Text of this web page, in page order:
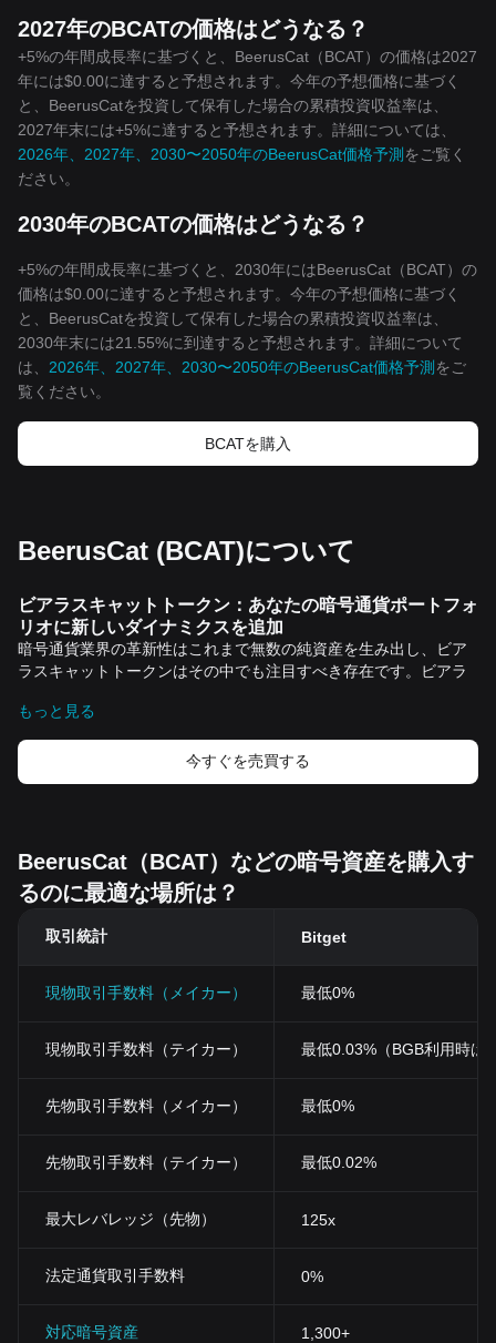
2027年のBCATの価格はどうなる？
+5%の年間成長率に基づくと、BeerusCat（BCAT）の価格は2027
年には$0.00に達すると予想されます。今年の予想価格に基づく
と、BeerusCatを投資して保有した場合の累積投資収益率は、
2027年末には+5%に達すると予想されます。詳細については、
2026年、2027年、2030〜2050年のBeerusCat価格予測 をご覧く
ださい。
2030年のBCATの価格はどうなる？
+5%の年間成長率に基づくと、2030年にはBeerusCat（BCAT）の
価格は$0.00に達すると予想されます。今年の予想価格に基づく
と、BeerusCatを投資して保有した場合の累積投資収益率は、
2030年末には21.55%に到達すると予想されます。詳細について
は、 2026年、2027年、2030〜2050年のBeerusCat価格予測 をご
覧ください。
BCATを‌購入
BeerusCat (BCAT)について
ビアラスキャットトークン：あなたの暗号通貨ポートフォ
リオに新しいダイナミクスを追加
暗号通貨業界の革新性はこれまで無数の純資産を生み出し、ビア
ラスキャットトークンはその中でも注目すべき存在です。ビアラ
者たちの興味を惹きつけています。
ビアラスキャットとは
ビアラスキャットトークンは、ブロックチェーンテクノロジーと
独自のトークノミクスを組み合わせた暗号通貨です。その目的
ビアラスキャットトークンの主な特徴
ビアラスキャットトークンは、その背後のテクノロジーとコミュ
ニティ推進の両方から価値を得ています。以下は主な特徴：
を排除するために透明性を重視します。全ての取引と変動はブロ
：トークンは安全性を優先して設計されており、暗
号化と分散化により、ユーザーのデータと持ち物を確保します。
含まれる事が重要で、その巧妙な設計により、コミュニティ活動
ビアラスキャットトークンは、暗号通貨の世界に新鮮な風を吹き
革新性と独自の特性により、業界全体に影響を与える可能性があ
もっと見る
今すぐを売買する
BeerusCat（BCAT）などの暗号資産を購入す
るのに最適な場所は？
取引統計 Bitget
現物取引手数料（メイカー） 最低0%
現物取引手数料（テイカー） 最低0.03%（BGB利用時は
先物取引手数料（メイカー） 最低0%
先物取引手数料（テイカー） 最低0.02%
最大レバレッジ（先物） 125x
法定通貨取引手数料 0%
対応暗号資産 1,300+